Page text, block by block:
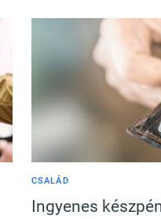
CSALÁD
Ingyenes